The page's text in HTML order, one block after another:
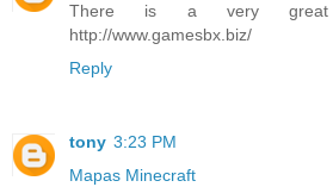
There is a very
http://www.gamesbx.biz/
Reply
tony 3:23 PM
Mapas Minecraft